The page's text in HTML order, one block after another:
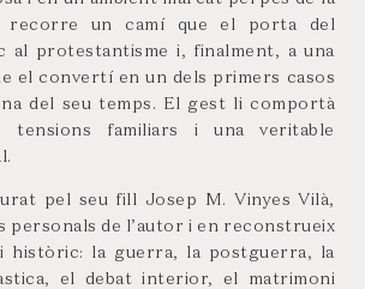
recorre un camí que el porta del
al protestantisme i, finalment, a una
el convertí en un dels primers casos
del seu temps. El gest li comportà
tensions familiars i una veritable
pel seu fill Josep M. Vinyes Vilà,
personals de l’autor i en reconstrueix
històric: la guerra, la postguerra, la
el debat interior, el matrimoni